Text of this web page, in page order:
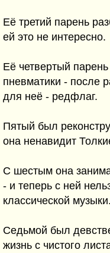
Её третий парень
ей это не интересно.
Её четвертый
пневматики - после
для неё - редфлаг.
Пятый был
она ненавидит
С шестым она
- и теперь с ней
классической музыки.
Седьмой был
жизнь с чистого